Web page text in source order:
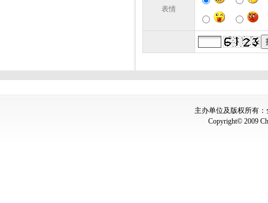
表情
主办单位及版权所有
Copyright© 2009